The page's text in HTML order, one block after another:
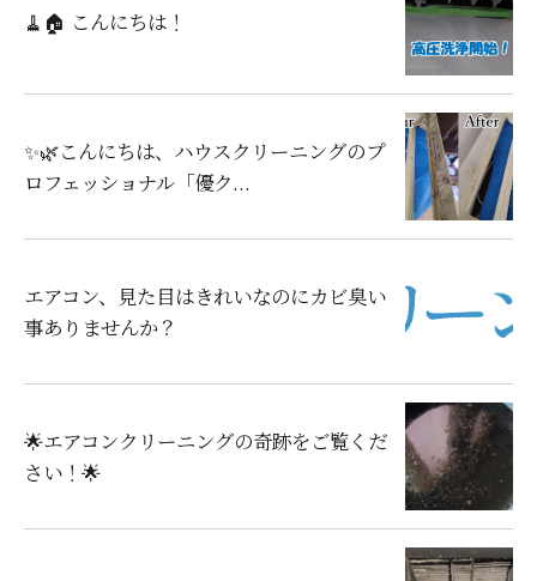
🧹🏠 こんにちは！
✨🌿こんにちは、ハウスクリーニングのプ
ロフェッショナル「優ク...
エアコン、見た目はきれいなのにカビ臭い
事ありませんか？
🌟エアコンクリーニングの奇跡をご覧くだ
さい！🌟